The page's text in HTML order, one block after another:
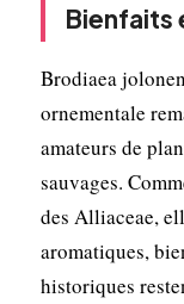
Bienfaits
Brodiaea
ornementale
amateurs de
sauvages.
des Alliaceae,
aromatiques,
historiques